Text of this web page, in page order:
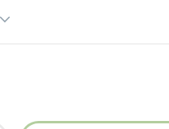
ook
huis in
lichte tinten